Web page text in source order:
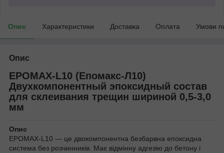
Опис Характеристики Доставка Оплата Умови
Опис
EPOMAX-L10 (Епомакс-Л10)
Двухкомпонентный эпоксидный состав
для склеивания трещин шириной 0,5-3,0
мм
Опис
EPOMAX-L10 — це двокомпонентна безбарвна епоксидна
система без розчинників. Має відмінну адгезію до бетону і